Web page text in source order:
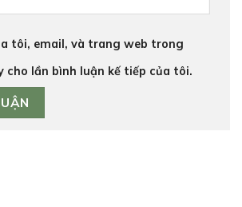
tôi, email, và trang web trong
cho lần bình luận kế tiếp của tôi.